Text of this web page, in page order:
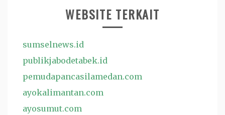
WEBSITE TERKAIT
sumselnews.id
publikjabodetabek.id
pemudapancasilamedan.com
ayokalimantan.com
ayosumut.com